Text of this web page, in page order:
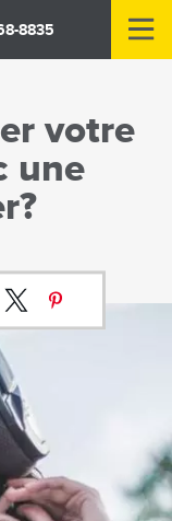
8835
votre
une